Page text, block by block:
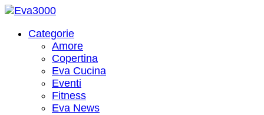
Categorie
Amore
Copertina
Eva Cucina
Eventi
Fitness
Eva News